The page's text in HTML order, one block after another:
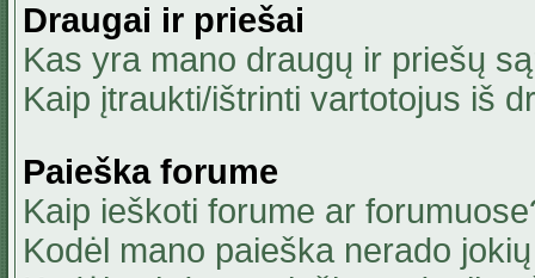
Draugai ir priešai
Kas yra mano draugų ir priešų
Kaip įtraukti/ištrinti vartotojus iš
Paieška forume
Kaip ieškoti forume ar
Kodėl mano paieška nerado